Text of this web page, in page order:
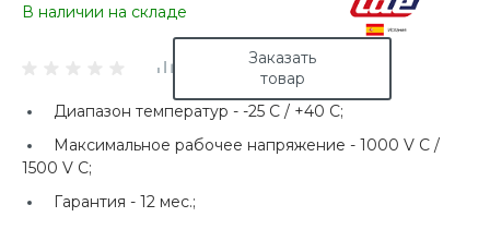
В наличии на складе
Заказать
товар
Диапазон температур - -25 C / +40 C;
Максимальное рабочее напряжение - 1000 V C /
1500 V C;
Гарантия - 12 мес.;